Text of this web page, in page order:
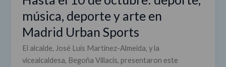
música, deporte y arte en
Madrid Urban Sports
El alcalde, José Luis Martínez-Almeida, y la
vicealcaldesa, Begoña Villacís, presentaron este
Sports